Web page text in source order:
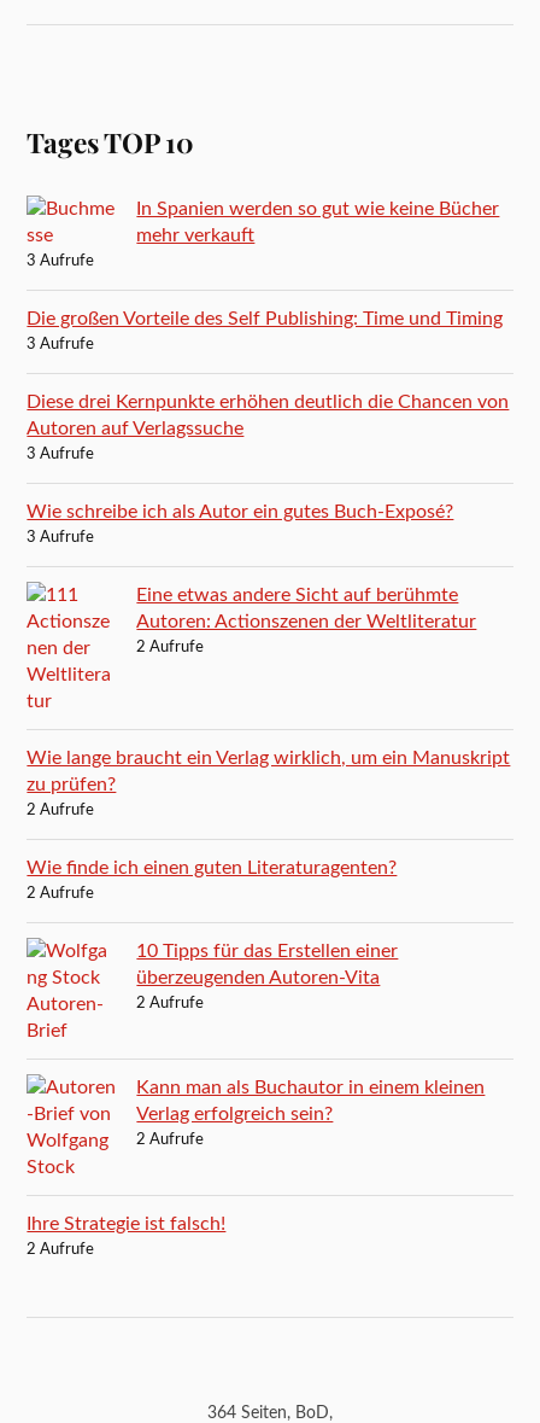
Tages TOP 10
In Spanien werden so gut wie keine Bücher
mehr verkauft
3 Aufrufe
Die großen Vorteile des Self Publishing: Time und Timing
3 Aufrufe
Diese drei Kernpunkte erhöhen deutlich die Chancen von
Autoren auf Verlagssuche
3 Aufrufe
Wie schreibe ich als Autor ein gutes Buch-Exposé?
3 Aufrufe
Eine etwas andere Sicht auf berühmte
Autoren: Actionszenen der Weltliteratur
2 Aufrufe
Wie lange braucht ein Verlag wirklich, um ein Manuskript
zu prüfen?
2 Aufrufe
Wie finde ich einen guten Literaturagenten?
2 Aufrufe
10 Tipps für das Erstellen einer
überzeugenden Autoren-Vita
2 Aufrufe
Kann man als Buchautor in einem kleinen
Verlag erfolgreich sein?
2 Aufrufe
Ihre Strategie ist falsch!
2 Aufrufe
364 Seiten, BoD,